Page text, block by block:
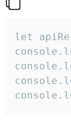
let